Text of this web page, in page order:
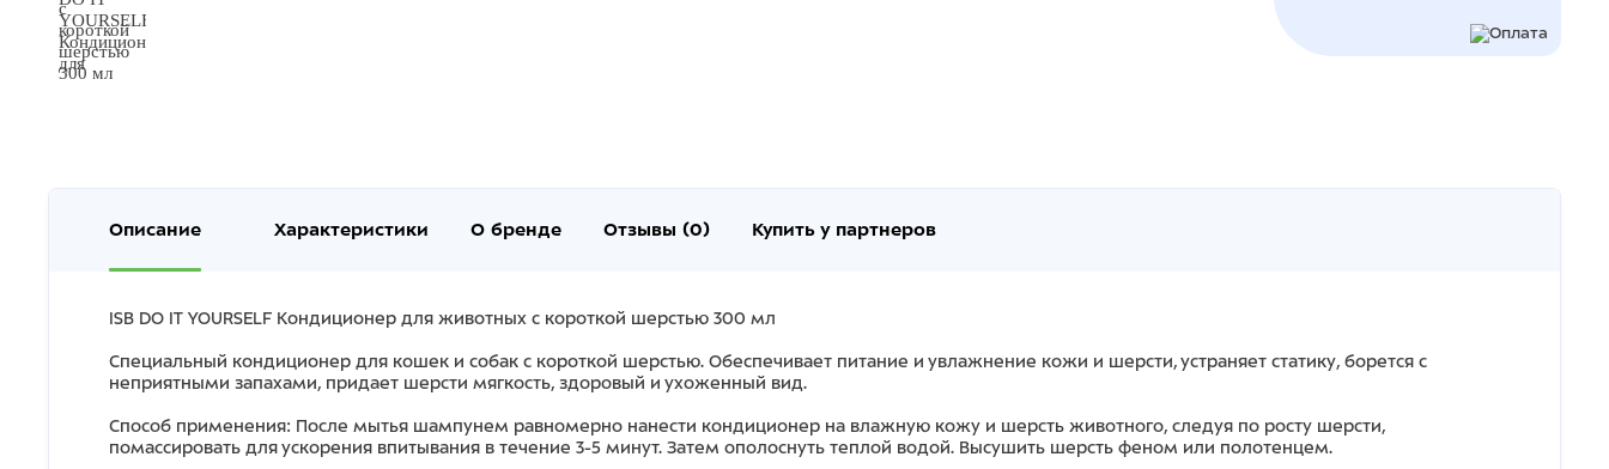
Описание Характеристики О бренде Отзывы (0) Купить у партнеров
ISB DO IT YOURSELF Кондиционер для животных с короткой шерстью 300 мл
Специальный кондиционер для кошек и собак с короткой шерстью. Обеспечивает питание и увлажнение кожи и шерсти, устраняет статику, борется с
неприятными запахами, придает шерсти мягкость, здоровый и ухоженный вид.
Способ применения: После мытья шампунем равномерно нанести кондиционер на влажную кожу и шерсть животного, следуя по росту шерсти,
помассировать для ускорения впитывания в течение 3-5 минут. Затем ополоснуть теплой водой. Высушить шерсть феном или полотенцем.